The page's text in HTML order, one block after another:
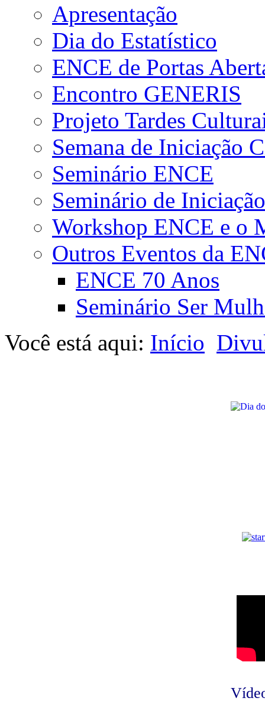
Apresentação
Dia do Estatístico
ENCE de Portas
Encontro GENERIS
Projeto Tardes
Semana de Iniciação
Seminário ENCE
Seminário de
Workshop ENCE e o
Outros Eventos da
ENCE 70 Anos
Seminário Ser
Você está aqui: Início